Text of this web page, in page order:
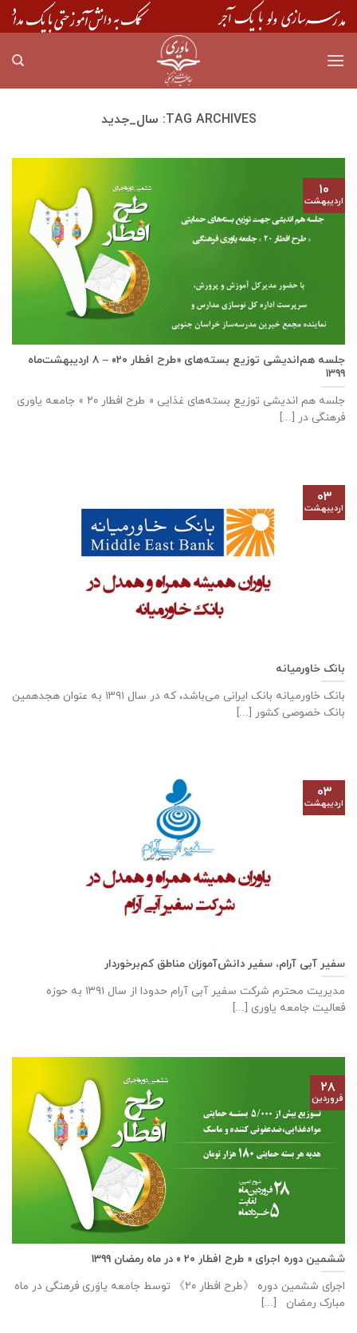
Skip
to
TAG ARCHIVES: سال_جدید
جلسه هم‌اندیشی توزیع بسته‌های «طرح افطار ۲۰» – ۸ اردیبهشت‌ماه
۱۳۹۹
جلسه هم اندیشی توزیع بسته‌های غذایی « طرح افطار ۲۰ » جامعه یاوری
فرهنگی در [...]
۱۰
اردیبهشت
بانک خاورمیانه
بانک خاورمیانه بانک ایرانی می‌باشد، که در سال ۱۳۹۱ به عنوان هجدهمین
بانک خصوصی کشور [...]
۰۳
اردیبهشت
سفیر آبی آرام، سفیر دانش‌آموزان مناطق کم‌برخوردار
مدیریت محترم شرکت سفیر آبی آرام حدودا از سال ۱۳۹۱ به حوزه
فعالیت جامعه یاوری [...]
۰۳
اردیبهشت
ششمین دوره اجرای « طرح افطار ۲۰ » در ماه رمضان ۱۳۹۹
اجرای ششمین دوره 《طرح افطار ۲۰》 توسط جامعه یاوَری فرهنگی در ماه
مبارک رمضان [...]
۲۸
فروردین